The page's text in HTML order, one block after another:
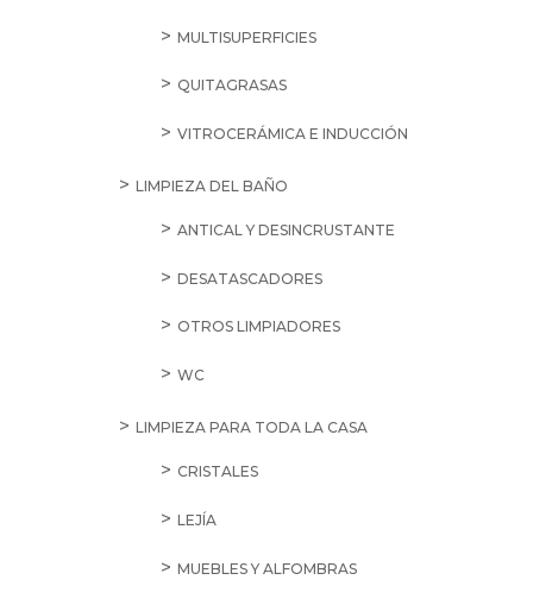
MULTISUPERFICIES
QUITAGRASAS
VITROCERÁMICA E INDUCCIÓN
LIMPIEZA DEL BAÑO
ANTICAL Y DESINCRUSTANTE
DESATASCADORES
OTROS LIMPIADORES
WC
LIMPIEZA PARA TODA LA CASA
CRISTALES
LEJÍA
MUEBLES Y ALFOMBRAS